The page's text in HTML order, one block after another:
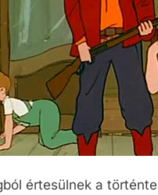
értesülnek a